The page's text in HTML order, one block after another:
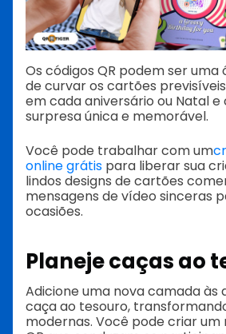
Os códigos QR podem ser
de curvar os cartões
em cada aniversário ou Natal e
surpresa única e memorável.
Você pode trabalhar com um
online grátis para liberar sua
lindos designs de cartões
mensagens de vídeo sinceras
ocasiões.
Planeje caças ao
Adicione uma nova camada às
caça ao tesouro,
modernas. Você pode criar um